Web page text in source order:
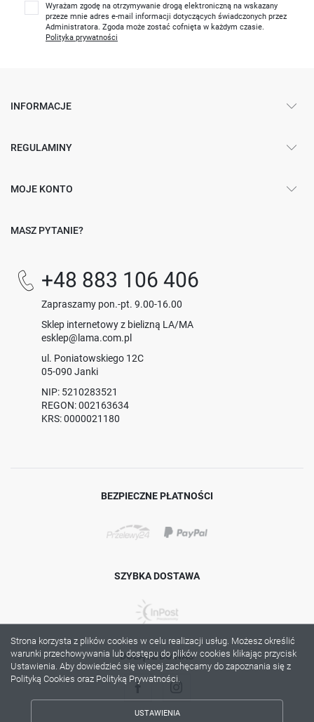
Wyrażam zgodę na otrzymywanie drogą elektroniczną na wskazany
przeze mnie adres e-mail informacji dotyczących świadczonych przez
Administratora. Zgoda może zostać cofnięta w każdym czasie.
Polityka prywatności
INFORMACJE
REGULAMINY
MOJE KONTO
MASZ PYTANIE?
+48 883 106 406
Zapraszamy pon.-pt. 9.00-16.00
Sklep internetowy z bielizną LA/MA
esklep@lama.com.pl
ul. Poniatowskiego 12C
05-090 Janki
NIP: 5210283521
REGON: 002163634
KRS: 0000021180
BEZPIECZNE PŁATNOŚCI
SZYBKA DOSTAWA
DOŁĄCZ DO NAS
Strona korzysta z plików cookies w celu realizacji usług. Możesz określić
warunki przechowywania lub dostępu do plików cookies klikając przycisk
Ustawienia. Aby dowiedzieć się więcej zachęcamy do zapoznania się z
Polityką Cookies oraz Polityką Prywatności.
USTAWIENIA